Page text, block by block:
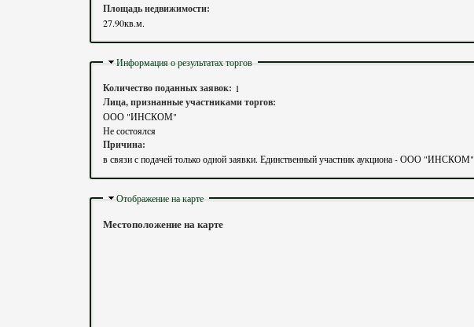
Площадь недвижимости:
27.90кв.м.
Скрыть
Информация о результатах торгов
Количество поданных заявок: 1
Лица, признанные участниками торгов:
ООО "ИНСКОМ"
Не состоялся
Причина:
в связи с подачей только одной заявки. Единственный участник аукциона - ООО "ИНСКОМ"
Скрыть
Отображение на карте
Местоположение на карте